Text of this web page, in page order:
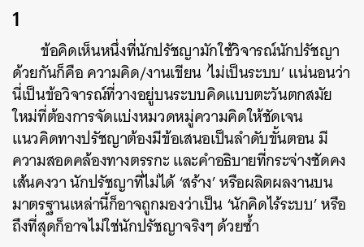
1
ข้อคิดเห็นหนึ่งที่นักปรัชญามักใช้วิจารณ์นักปรัชญา
ด้วยกันก็คือ ความคิด/งานเขียน ‘ไม่เป็นระบบ’ แน่นอนว่า
นี่เป็นข้อวิจารณ์ที่วางอยู่บนระบบคิดแบบตะวันตกสมัย
ใหม่ที่ต้องการจัดแบ่งหมวดหมู่ความคิดให้ชัดเจน
แนวคิดทางปรัชญาต้องมีข้อเสนอเป็นลำดับขั้นตอน มี
ความสอดคล้องทางตรรกะ และคำอธิบายที่กระจ่างชัดคง
เส้นคงวา นักปรัชญาที่ไม่ได้ ‘สร้าง’ หรือผลิตผลงานบน
มาตรฐานเหล่านี้ก็อาจถูกมองว่าเป็น ‘นักคิดไร้ระบบ’ หรือ
ถึงที่สุดก็อาจไม่ใช่นักปรัชญาจริงๆ ด้วยซ้ำ